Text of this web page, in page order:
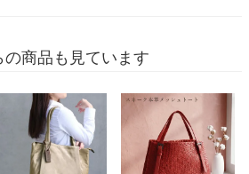
商品も見ています